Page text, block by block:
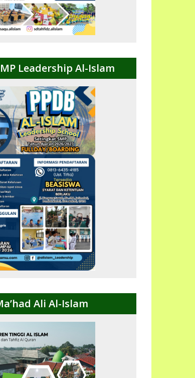
Leadership Al-Islam
Ali Al-Islam